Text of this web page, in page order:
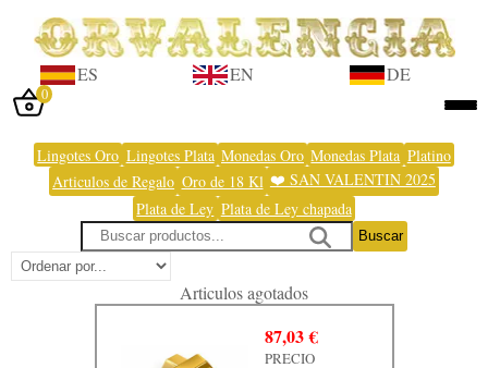
ES EN DE
0
Iniciar sesión
Inicio
Lingotes Oro Lingotes Plata Monedas Oro Monedas Plata Platino
Articulos de Regalo Oro de 18 Kl ❤️ SAN VALENTIN 2025
Plata de Ley Plata de Ley chapada
Buscar
Articulos agotados
87,03 €
PRECIO